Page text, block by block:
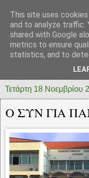
prototypia
"ΠΡΩΤΟΤΥΠΙΑ" *
Τετάρτη 18 Νοεμβρίου
Ο ΣΥΝ ΓΙΑ
This site uses
and to analyze traffic.
shared with Google
metrics to ensure
statistics, and to